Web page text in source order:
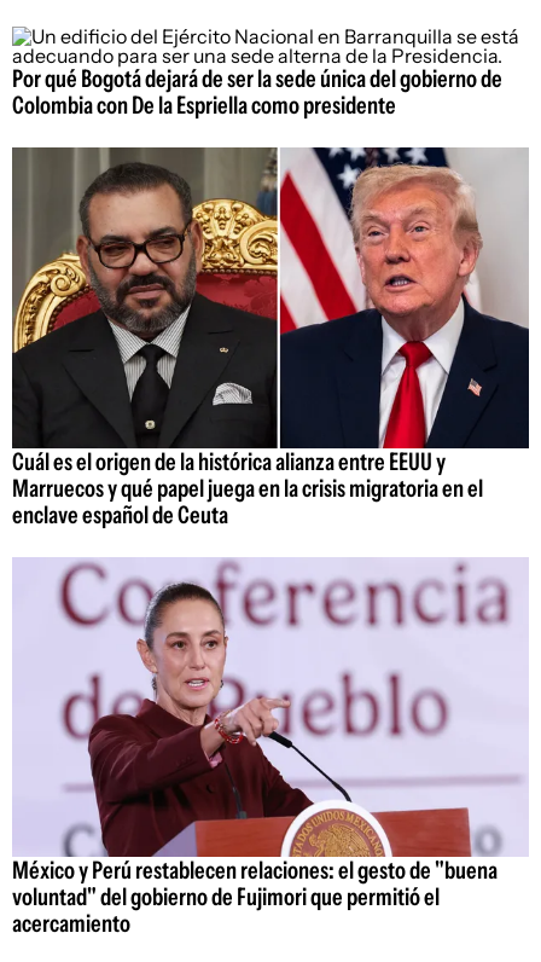
Por qué Bogotá dejará de ser la sede única del gobierno de
Colombia con De la Espriella como presidente
Cuál es el origen de la histórica alianza entre EEUU y
Marruecos y qué papel juega en la crisis migratoria en el
enclave español de Ceuta
México y Perú restablecen relaciones: el gesto de "buena
voluntad" del gobierno de Fujimori que permitió el
acercamiento